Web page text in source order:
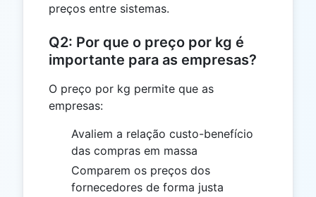
preços entre sistemas.
Q2: Por que o preço por kg é
importante para as empresas?
O preço por kg permite que as
empresas:
Avaliem a relação custo-benefício
das compras em massa
Comparem os preços dos
fornecedores de forma justa